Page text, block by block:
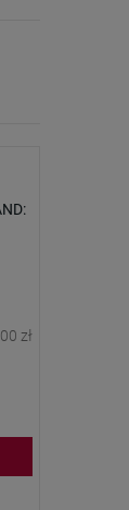
zł